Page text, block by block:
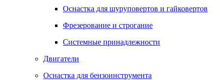
Оснастка для шуруповертов и гайковертов
Фрезерование и строгание
Системные принадлежности
Двигатели
Оснастка для бензоинструмента